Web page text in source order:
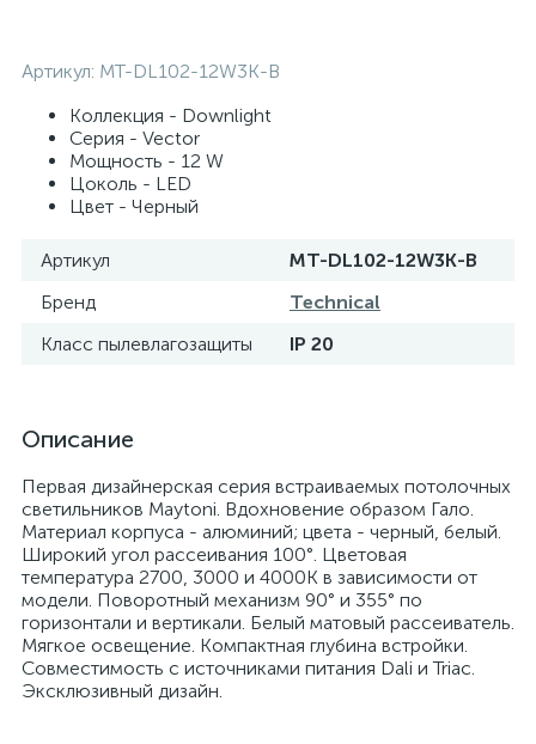
Артикул: MT-DL102-12W3K-B
Коллекция - Downlight
Серия - Vector
Мощность - 12 W
Цоколь - LED
Цвет - Черный
Артикул
MT-DL102-12W3K-B
Бренд
Technical
Класс пылевлагозащиты
IP 20
Описание
Первая дизайнерская серия встраиваемых потолочных
светильников Maytoni​​. Вдохновение образом Гало.
Материал корпуса - алюминий; цвета - черный, белый.
Широкий угол рассеивания 100°. Цветовая
температура 2700, 3000 и 4000К в зависимости от
модели. Поворотный механизм 90° и 355° по
горизонтали и вертикали. Белый матовый рассеиватель.
Мягкое освещение. Компактная глубина встройки.
Совместимость с источниками питания Dali и Triac.
Эксклюзивный дизайн.